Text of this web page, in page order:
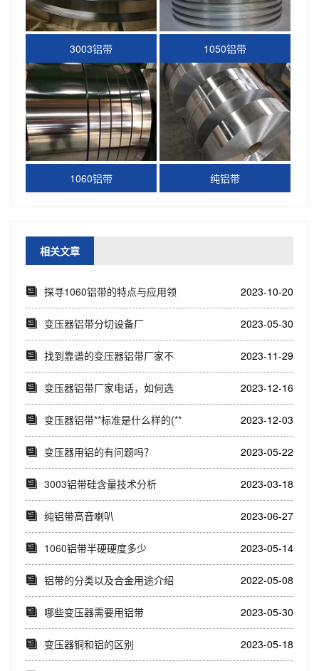
3003铝带 1050铝带
1060铝带 纯铝带
相关文章
探寻1060铝带的特点与应用领
域(解析10...
2023-10-20
变压器铝带分切设备厂 2023-05-30
找到靠谱的变压器铝带厂家不
再难！(一站式解...
2023-11-29
变压器铝带厂家电话，如何选
择靠谱的变压器铝...
2023-12-16
变压器铝带**标准是什么样的(**
标准对变...
2023-12-03
变压器用铝的有问题吗？ 2023-05-22
3003铝带硅含量技术分析 2023-03-18
纯铝带高音喇叭 2023-06-27
1060铝带半硬硬度多少 2023-05-14
铝带的分类以及合金用途介绍 2022-05-08
哪些变压器需要用铝带 2023-05-30
变压器铜和铝的区别 2023-05-18